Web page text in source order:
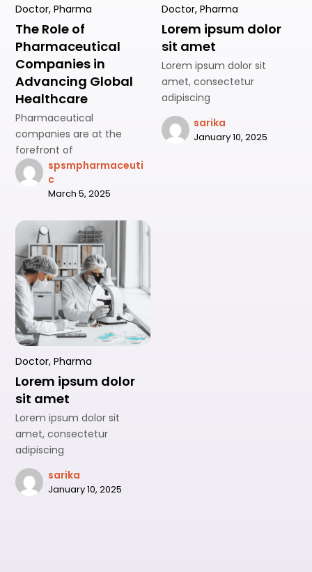
Doctor,Pharma
The Role of
Pharmaceutical
Companies in
Advancing Global
Healthcare
Pharmaceutical
companies are at the
forefront of
spsmpharmaceuti
c
March 5, 2025
Doctor, Pharma
Lorem ipsum dolor
sit amet
Lorem ipsum dolor sit
amet, consectetur
adipiscing
sarika
January 10, 2025
Doctor,Pharma
Lorem ipsum dolor
sit amet
Lorem ipsum dolor sit
amet, consectetur
adipiscing
sarika
January 10, 2025